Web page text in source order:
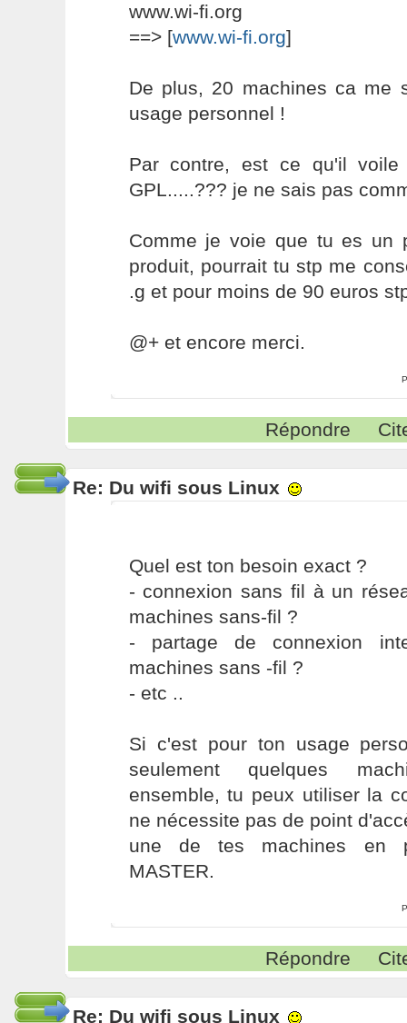
www.wi-fi.org
==> [www.wi-fi.org]
De plus, 20 machines ca me
usage personnel !
Par contre, est ce qu'il
GPL.....??? je ne sais pas
Comme je voie que tu es un
produit, pourrait tu stp me
.g et pour moins de 90 euros
@+ et encore merci.
Répondre
Re: Du wifi sous Linux
Quel est ton besoin exact ?
- connexion sans fil à un
machines sans-fil ?
- partage de connexion
machines sans -fil ?
- etc ..
Si c'est pour ton usage
seulement quelques
ensemble, tu peux utiliser la
ne nécessite pas de point
une de tes machines en
MASTER.
Répondre
Re: Du wifi sous Linux